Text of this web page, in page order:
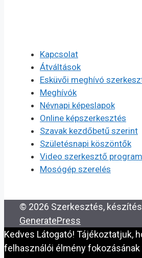
Kapcsolat
Átváltások
Esküvői meghívó
Meghívók
Névnapi képeslapok
Online képszerkesztés
Szavak kezdőbetű szerint
Születésnapi köszöntők
Video szerkesztő
Mosógép szerelés
© 2026 Szerkesztés, készítés
GeneratePress
Kedves Látogató! Tájékoztatjuk,
felhasználói élmény